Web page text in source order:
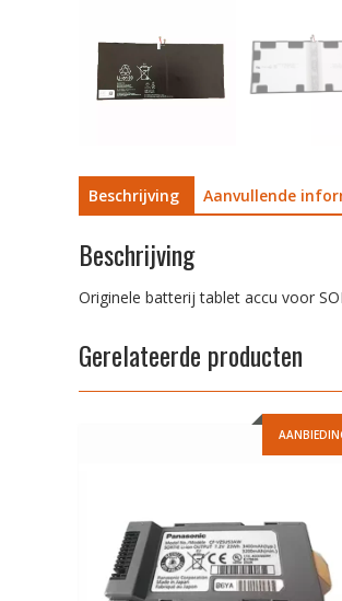
Beschrijving Aanvullende
Beschrijving
Originele batterij tablet accu voor
Gerelateerde producten